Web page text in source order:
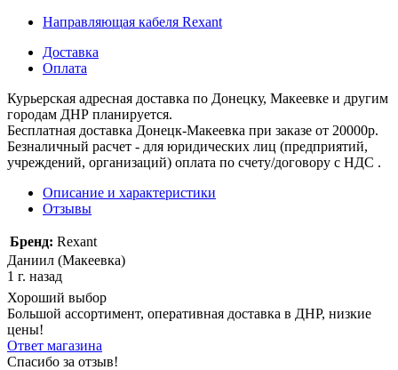
Направляющая кабеля Rexant
Доставка
Оплата
Курьерская адресная доставка по Донецку, Макеевке и другим
городам ДНР планируется.
Бесплатная доставка Донецк-Макеевка при заказе от 20000р.
Безналичный расчет - для юридических лиц (предприятий,
учреждений, организаций) оплата по счету/договору с НДС .
Описание и характеристики
Отзывы
Бренд: Rexant
Даниил (Макеевка)
1 г. назад
Хороший выбор
Большой ассортимент, оперативная доставка в ДНР, низкие
цены!
Ответ магазина
Спасибо за отзыв!